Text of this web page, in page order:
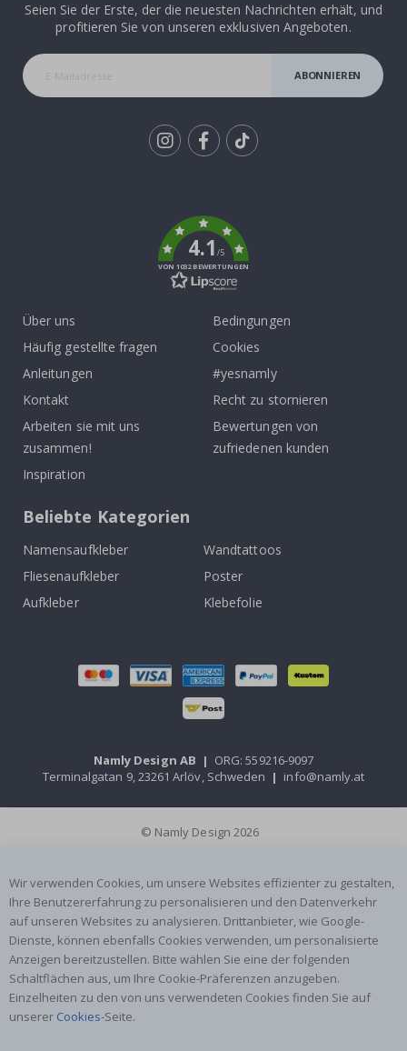
Seien Sie der Erste, der die neuesten Nachrichten erhält, und
profitieren Sie von unseren exklusiven Angeboten.
ABONNIEREN
4.1/5
VON 1032 BEWERTUNGEN
Über uns
Häufig gestellte fragen
Anleitungen
Kontakt
Arbeiten sie mit uns
zusammen!
Inspiration
Bedingungen
Cookies
#yesnamly
Recht zu stornieren
Bewertungen von
zufriedenen kunden
Beliebte Kategorien
Namensaufkleber
Wandtattoos
Fliesenaufkleber
Poster
Aufkleber
Klebefolie
Namly Design AB | ORG: 559216-9097
Terminalgatan 9, 23261 Arlöv, Schweden | info@namly.at
© Namly Design 2026
Wir verwenden Cookies, um unsere Websites effizienter zu gestalten,
Ihre Benutzererfahrung zu personalisieren und den Datenverkehr
auf unseren Websites zu analysieren. Drittanbieter, wie Google-
Dienste, können ebenfalls Cookies verwenden, um personalisierte
Anzeigen bereitzustellen. Bitte wählen Sie eine der folgenden
Schaltflächen aus, um Ihre Cookie-Präferenzen anzugeben.
Einzelheiten zu den von uns verwendeten Cookies finden Sie auf
unserer Cookies-Seite.